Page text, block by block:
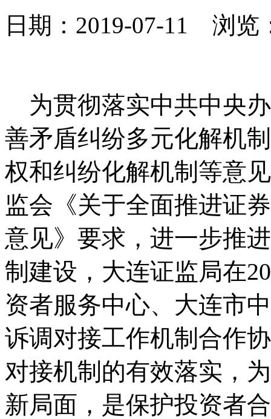
日期：2019-07-11 浏览
为贯彻落实中共中央
善矛盾纠纷多元化解机
权和纠纷化解机制等意
监会《关于全面推进证
意见》要求，进一步推
制建设，大连证监局在
资者服务中心、大连市
诉调对接工作机制合作
对接机制的有效落实，
新局面，是保护投资者